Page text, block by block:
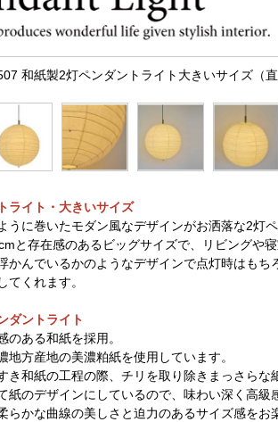
和紙製2灯ペンダントライト大きいサイズ（
ライト・大きいサイズ
うに巻いたモダン風なデザインがお洒落な2灯ペ
と存在感のあるビッグサイズで、リビングや
かんでいるかのようなデザインで点灯時はも
てくれます。
ダントライト
のある和紙を採用。
地方産地の美濃粕紙を使用しています。
き和紙の工程の際、チリを取り除きまっさら
紙のデザインにしているので、味わい深く高級
らかな曲線の美しさと迫力のあるサイズ感をお